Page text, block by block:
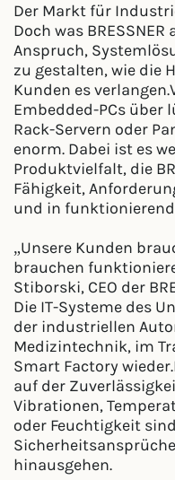
Der Markt für
Doch was
Anspruch,
zu gestalten, wie die
Kunden es
Embedded-PCs über
Rack-Servern oder
enorm. Dabei ist es
Produktvielfalt, die
Fähigkeit,
und in
„Unsere Kunden
brauchen
Stiborski, CEO der
Die IT-Systeme des
der industriellen
Medizintechnik, im
Smart Factory
auf der
Vibrationen,
oder Feuchtigkeit
hinausgehen.